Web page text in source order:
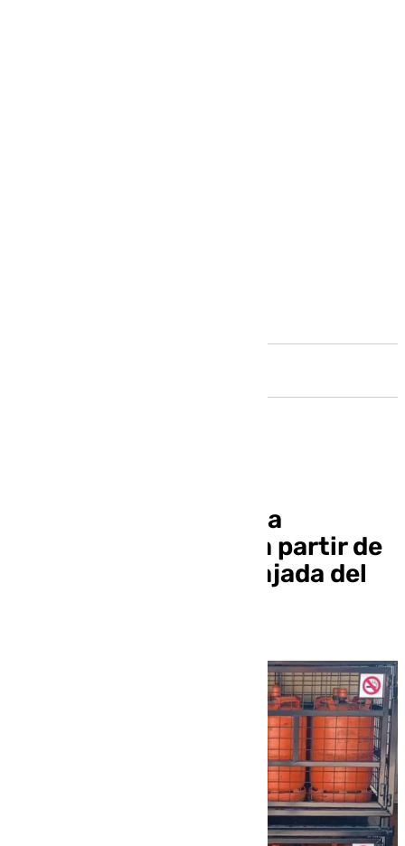
¿Cuál es el precio de la
bombona de butano a partir de
este martes tras la bajada del